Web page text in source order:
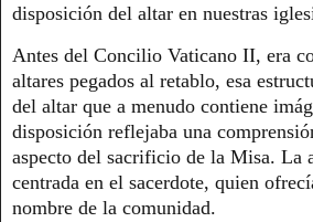
disposición del altar en nuestras
Antes del Concilio Vaticano II, era
altares pegados al retablo, esa
del altar que a menudo contiene
disposición reflejaba una
aspecto del sacrificio de la Misa. La
centrada en el sacerdote, quien
nombre de la comunidad.